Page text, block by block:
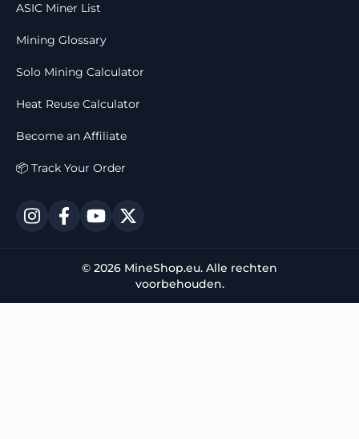
ASIC Miner List
Mining Glossary
Solo Mining Calculator
Heat Reuse Calculator
Become an Affiliate
📦 Track Your Order
© 2026 MineShop.eu. Alle rechten
voorbehouden.